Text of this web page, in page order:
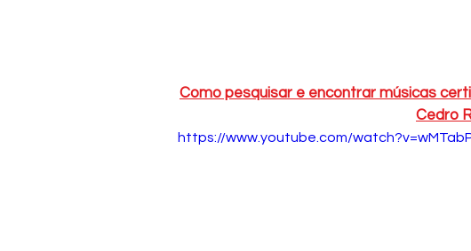
Como pesquisar e encontrar músicas
Cedro
https://www.youtube.com/